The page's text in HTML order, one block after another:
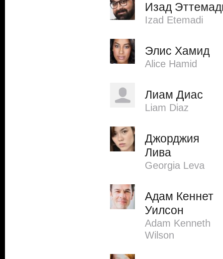
Изад
Izad Etemadi
Элис Хамид
Alice Hamid
Лиам Диас
Liam Diaz
Джорджия
Лива
Georgia Leva
Адам Кеннет
Уилсон
Adam Kenneth
Wilson